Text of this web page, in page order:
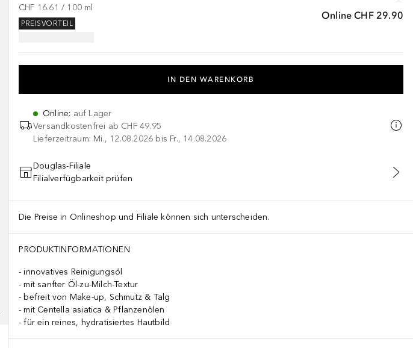
Online CHF 29.90
CHF 16.61 / 100 ml
PREISVORTEIL
IN DEN WARENKORB
Online: auf Lager
Versandkostenfrei ab CHF 49.95
Lieferzeitraum: Mi., 12.08.2026 bis Fr., 14.08.2026
Douglas-Filiale
Filialverfügbarkeit prüfen
Die Preise in Onlineshop und Filiale können sich unterscheiden.
PRODUKTINFORMATIONEN
innovatives Reinigungsöl
mit sanfter Öl-zu-Milch-Textur
befreit von Make-up, Schmutz & Talg
mit Centella asiatica & Pflanzenölen
für ein reines, hydratisiertes Hautbild